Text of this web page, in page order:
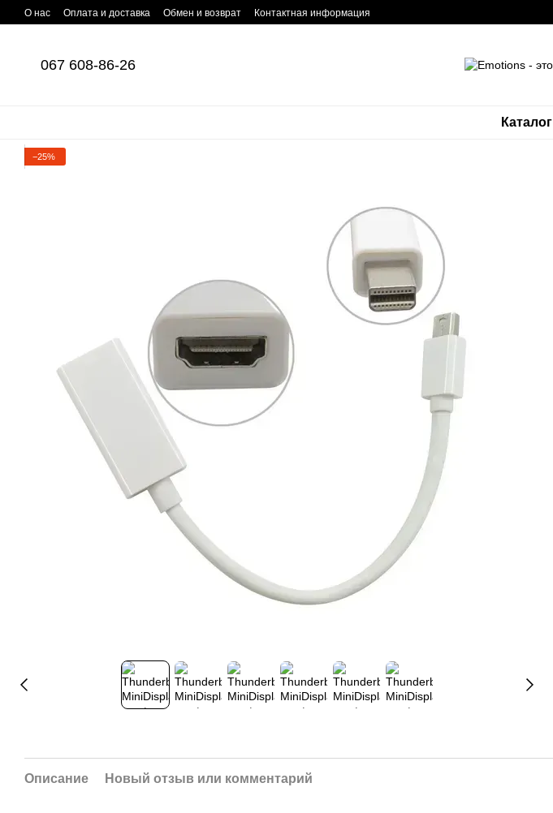
Перейти к основному контенту
О нас Оплата и доставка Обмен и возврат Контактная информация
067 608-86-26
Каталог
−25%
Описание Новый отзыв или комментарий